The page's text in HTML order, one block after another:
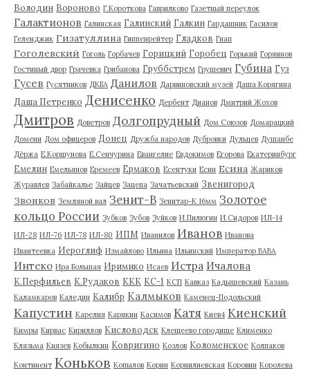
Володин Вороново Г.Короткова Гаврилково Газетный переулок
Галактионов Галинская Галинский Галкин Гардашник Гасилов
Геленджик Гизатуллина Гиппенрейтер Гладков Гнап
Гоголевский Гоголь Горбачев Горицкий Горобец Горький Горяинов
Гостиный двор Грачевка Грибанова Груббстрем Грушевич Губина Гуз
Гусев Гусятников ДКБА Данилов Дарвиновский музей Даша Корягина
Даша Петренко Денисенко Дербент Дианов Дмитрий Жохов
Дмитров Доветров Долгопрудный Дом Союзов Домарацкий
Домени Дом офицеров Донец Дружба народов Дубровки Дульцев Душанбе
Дёржа Е.Коршунова Е.Сенчурина Евангелие Евдокимов Егорова Екатеринбург
Емелин Емельянов Еремеев Ермаков Есентуки Есин Есина Жариков
Журавлев Забайкалье Зайцев Зацепа Зачатьевский Звенигород
Звонков Земляной вал Зенит-В Зенитар-К 16мм Золотое
кольцо России Зубков Зубов Зуйков И.Пилюгин И.Сидоров ИЛ-14
ИЛ-28 ИЛ-76 ИЛ-78 ИЛ-80 ИПМ Иванилов Иванов Иванова
Ивантеевка Иероглиф Измайлово Ильина Ильинский Император ВАВА
Интеко Ира Большая Иримико Исаев Истра Ичалова
К.Перфильев К.Рудаков ККК КС-1 КСП Кавказ Кадышевский Казань
Каламкаров Каледин Калибр Калмыков Каменец-Подольский
Капустин Карелия Карякин Касимов Катя Киев4 Киенский
Кимры Кирвас Кириллов Кисловодск Клещеево городище Клименко
Клязьма Князев Кобылкин Ковригино Козлов Коломенское Колпаков
Континент Коньков Копылов Корин Корнилиевская Коровин Королева